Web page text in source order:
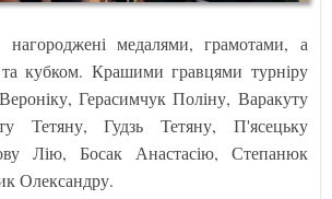
нагороджені медалями, грамотами, а
кубком. Крашими гравцями турніру
Герасимчук Поліну, Варакуту
Тетяну, Гудзь Тетяну, П'ясецьку
Лію, Босак Анастасію, Степанюк
Олександру.